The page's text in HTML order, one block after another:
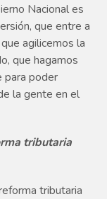
Nacional es
que entre a
agilicemos la
que hagamos
para poder
la gente en el
tributaria
tributaria